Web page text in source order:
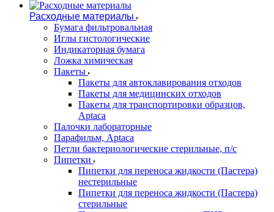
Расходные материалы
Бумага фильтровальная
Иглы гистологические
Индикаторная бумага
Ложка химическая
Пакеты
Пакеты для автоклавирования отходов
Пакеты для медицинских отходов
Пакеты для транспортировки образцов,
Aptaca
Палочки лабораторные
Парафильм, Aptaca
Петли бактериологические стерильные, п/с
Пипетки
Пипетки для переноса жидкости (Пастера)
нестерильные
Пипетки для переноса жидкости (Пастера)
стерильные